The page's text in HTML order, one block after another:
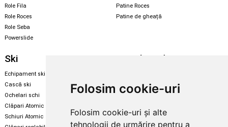
Folosim cookie-uri
Folosim cookie-uri și alte
tehnologii de urmărire pentru a
Role Fila
Role Roces
Role Seba
Powerslide
Patine Roces
Patine de gheață
Ski
Echipament ski
Cască ski
Ochelari schi
Clăpari Atomic
Schiuri Atomic
Snowboard
Echipament snowboard
Legături Rome SDS
Skate & longboard